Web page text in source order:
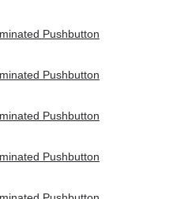
Pushbutton
Pushbutton
Pushbutton
Pushbutton